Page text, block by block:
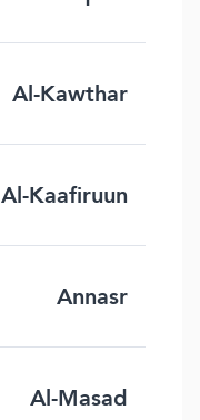
Al-Kawthar
Al-Kaafiruun
Annasr
Al-Masad